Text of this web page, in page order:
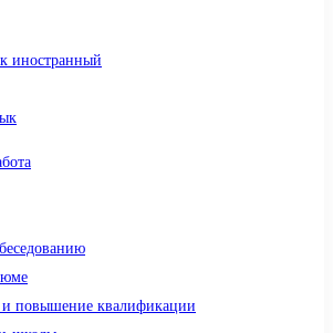
иностранный
и повышение квалификации